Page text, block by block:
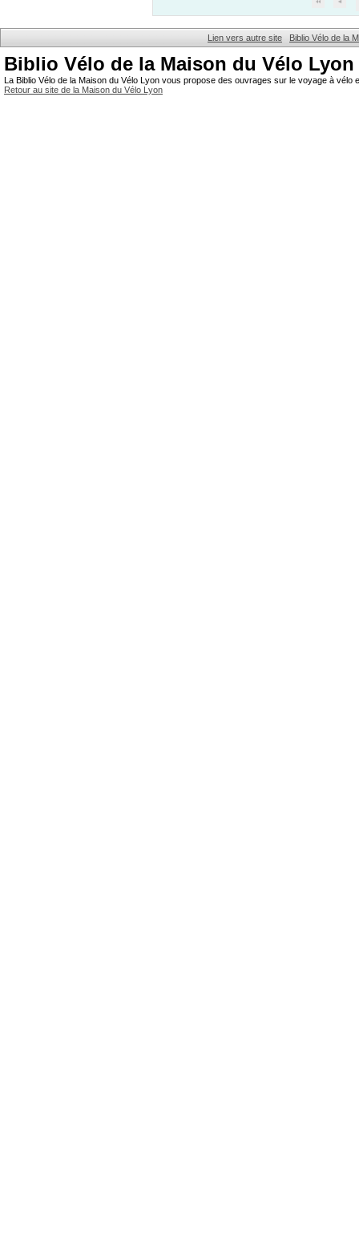
Lien vers autre site Biblio Vélo de la
Biblio Vélo de la Maison du Vélo Lyon
La Biblio Vélo de la Maison du Vélo Lyon vous propose des ouvrages sur le voyage à
Retour au site de la Maison du Vélo Lyon